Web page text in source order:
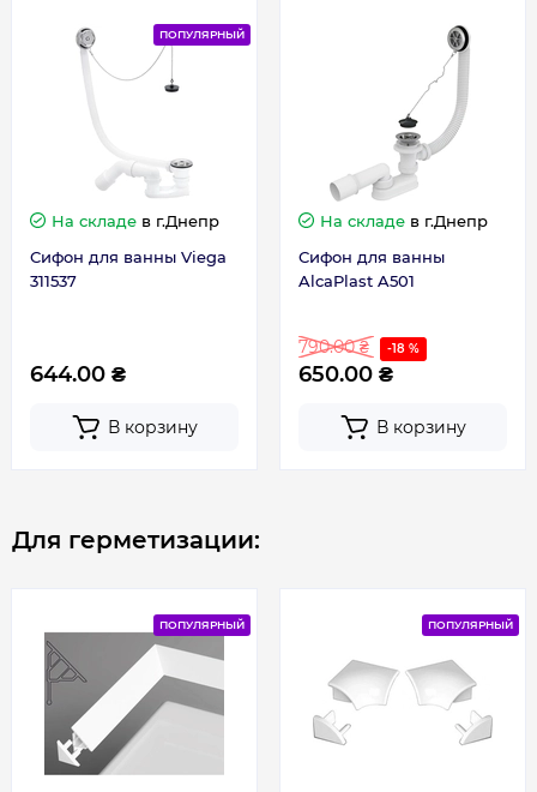
Гарантия производителя, мес 120
ПОПУЛЯРНЫЙ
На складе в г.Днепр
Сифон для ванны Viega
311537
644.00 ₴
В корзину
На складе в г.Днепр
Сифон для ванны
AlcaPlast A501
790.00 ₴ -18 %
650.00 ₴
В корзину
Для герметизации:
ПОПУЛЯРНЫЙ ПОПУЛЯРНЫЙ